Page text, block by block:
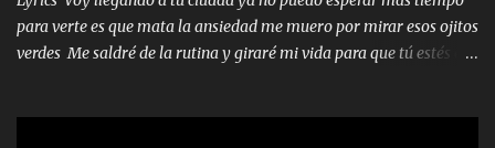
para verte es que mata la ansiedad me muero por mirar esos ojitos
verdes Me saldré de la rutina y giraré mi vida para que tú estés en